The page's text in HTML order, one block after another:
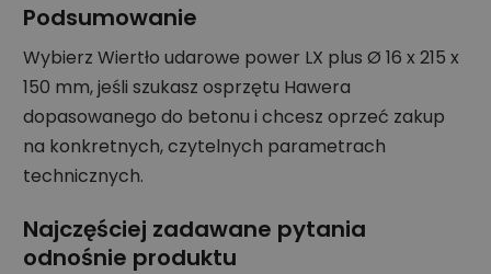
Podsumowanie
Wybierz Wiertło udarowe power LX plus Ø 16 x 215 x
150 mm, jeśli szukasz osprzętu Hawera
dopasowanego do betonu i chcesz oprzeć zakup
na konkretnych, czytelnych parametrach
technicznych.
Najczęściej zadawane pytania
odnośnie produktu